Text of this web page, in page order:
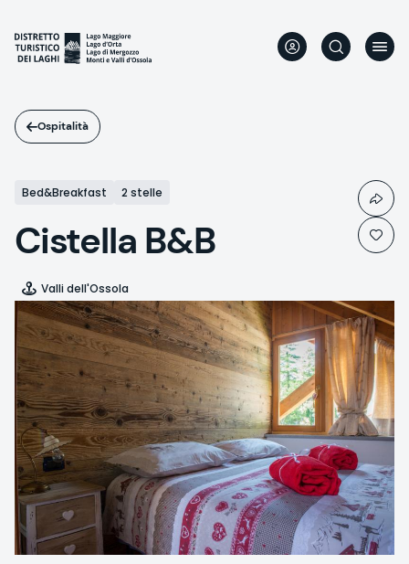
contenuto
principale
Ospitalità
Bed&Breakfast 2 stelle
Cistella B&B
Valli dell'Ossola